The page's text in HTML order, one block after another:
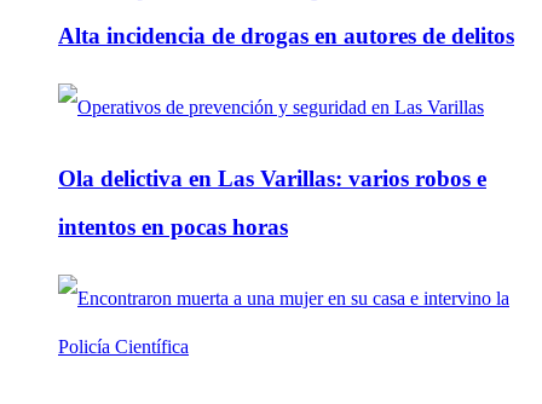
Alta incidencia de drogas en autores de delitos
Ola delictiva en Las Varillas: varios robos e
intentos en pocas horas